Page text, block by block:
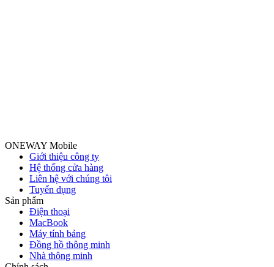
ONEWAY Mobile
Giới thiệu công ty
Hệ thống cửa hàng
Liên hệ với chúng tôi
Tuyển dụng
Sản phẩm
Điện thoại
MacBook
Máy tính bảng
Đồng hồ thông minh
Nhà thông minh